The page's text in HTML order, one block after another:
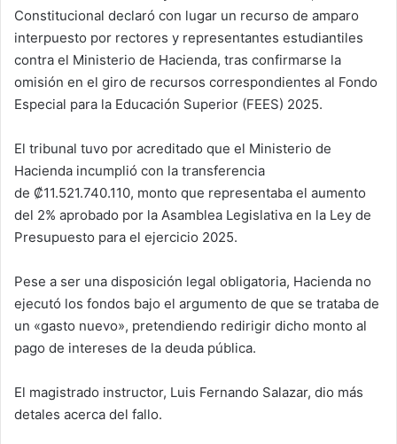
Constitucional declaró con lugar un recurso de amparo
interpuesto por rectores y representantes estudiantiles
contra el Ministerio de Hacienda, tras confirmarse la
omisión en el giro de recursos correspondientes al Fondo
Especial para la Educación Superior (FEES) 2025.
El tribunal tuvo por acreditado que el Ministerio de
Hacienda incumplió con la transferencia
de ₡11.521.740.110, monto que representaba el aumento
del 2% aprobado por la Asamblea Legislativa en la Ley de
Presupuesto para el ejercicio 2025.
Pese a ser una disposición legal obligatoria, Hacienda no
ejecutó los fondos bajo el argumento de que se trataba de
un «gasto nuevo», pretendiendo redirigir dicho monto al
pago de intereses de la deuda pública.
El magistrado instructor, Luis Fernando Salazar, dio más
detales acerca del fallo.